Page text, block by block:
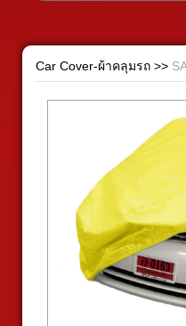
Car Cover-ผ้าคลุมรถ>>